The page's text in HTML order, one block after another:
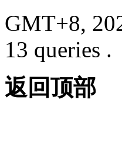
GMT+8,
13 queries .
返回顶部